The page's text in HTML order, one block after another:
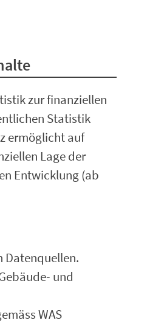
zur finanziellen
Statistik
ermöglicht auf
Lage der
Entwicklung (ab
Datenquellen.
und
WAS